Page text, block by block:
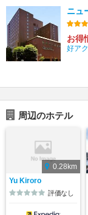
ニュ
お得
好ア
周辺のホテル
0.28km
Yu Kiroro
評価なし